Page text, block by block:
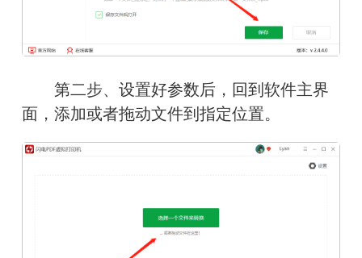
第二步、设置好参数后，回到软件主界
面，添加或者拖动文件到指定位置。